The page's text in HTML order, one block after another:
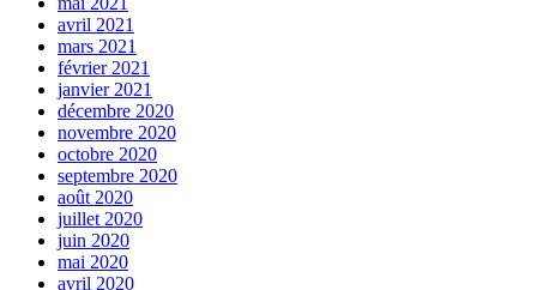
avril 2021
mars 2021
février 2021
janvier 2021
décembre 2020
novembre 2020
octobre 2020
septembre 2020
août 2020
juillet 2020
juin 2020
mai 2020
avril 2020